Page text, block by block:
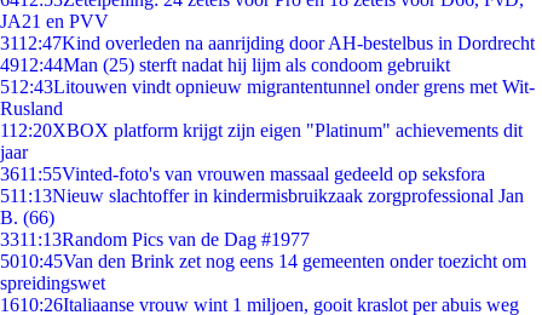
JA21 en PVV
3112:47Kind overleden na aanrijding door AH-bestelbus in Dordrecht
4912:44Man (25) sterft nadat hij lijm als condoom gebruikt
512:43Litouwen vindt opnieuw migrantentunnel onder grens met Wit-
Rusland
112:20XBOX platform krijgt zijn eigen "Platinum" achievements dit
jaar
3611:55Vinted-foto's van vrouwen massaal gedeeld op seksfora
511:13Nieuw slachtoffer in kindermisbruikzaak zorgprofessional Jan
B. (66)
3311:13Random Pics van de Dag #1977
5010:45Van den Brink zet nog eens 14 gemeenten onder toezicht om
spreidingswet
1610:26Italiaanse vrouw wint 1 miljoen, gooit kraslot per abuis weg